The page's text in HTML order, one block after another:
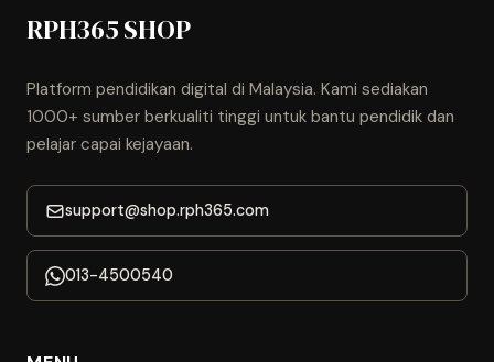
RPH365 SHOP
Platform pendidikan digital di Malaysia. Kami sediakan
1000+ sumber berkualiti tinggi untuk bantu pendidik dan
pelajar capai kejayaan.
support@shop.rph365.com
013-4500540